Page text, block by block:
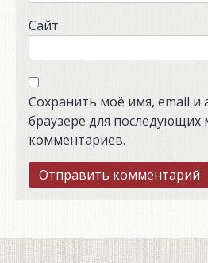
Сайт
Сохранить моё имя, email и
браузере для последующих
комментариев.